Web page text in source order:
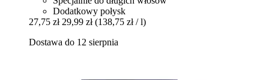
Dodatkowy połysk
27,75 zł 29,99 zł (138,75 zł / l)
Dostawa do 12 sierpnia